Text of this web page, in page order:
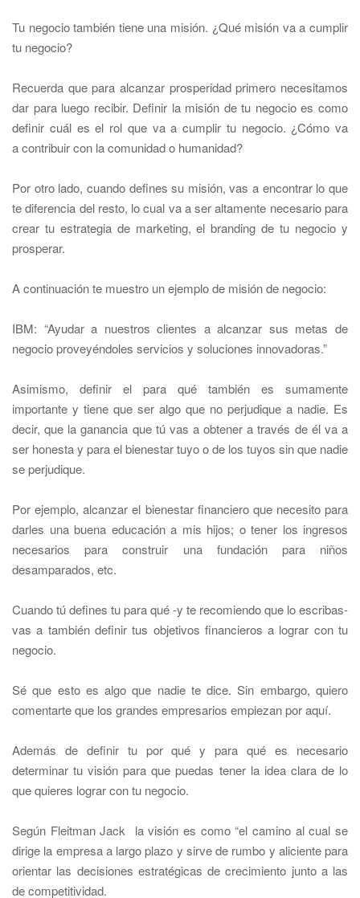
Tu negocio también tiene una misión. ¿Qué misión va a cumplir
tu negocio?
Recuerda que para alcanzar prosperidad primero necesitamos
dar para luego recibir. Definir la misión de tu negocio es como
definir cuál es el rol que va a cumplir tu negocio. ¿Cómo va
a contribuir con la comunidad o humanidad?
Por otro lado, cuando defines su misión, vas a encontrar lo que
te diferencia del resto, lo cual va a ser altamente necesario para
crear tu estrategia de marketing, el branding de tu negocio y
prosperar.
A continuación te muestro un ejemplo de misión de negocio:
IBM: “Ayudar a nuestros clientes a alcanzar sus metas de
negocio proveyéndoles servicios y soluciones innovadoras.”
Asimismo, definir el para qué también es sumamente
importante y tiene que ser algo que no perjudique a nadie. Es
decir, que la ganancia que tú vas a obtener a través de él va a
ser honesta y para el bienestar tuyo o de los tuyos sin que nadie
se perjudique.
Por ejemplo, alcanzar el bienestar financiero que necesito para
darles una buena educación a mis hijos; o tener los ingresos
necesarios para construir una fundación para niños
desamparados, etc.
Cuando tú defines tu para qué -y te recomiendo que lo escribas-
vas a también definir tus objetivos financieros a lograr con tu
negocio.
Sé que esto es algo que nadie te dice. Sin embargo, quiero
comentarte que los grandes empresarios empiezan por aquí.
Además de definir tu por qué y para qué es necesario
determinar tu visión para que puedas tener la idea clara de lo
que quieres lograr con tu negocio.
Según Fleitman Jack la visión es como “el camino al cual se
dirige la empresa a largo plazo y sirve de rumbo y aliciente para
orientar las decisiones estratégicas de crecimiento junto a las
de competitividad.